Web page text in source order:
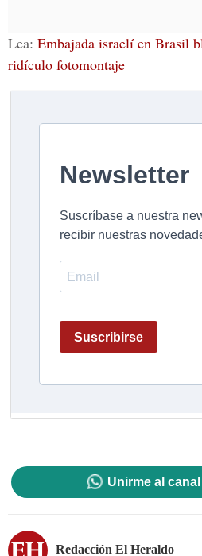
Lea: Embajada israelí en Brasil
ridículo fotomontaje
Unirme al
Redacción El Heraldo